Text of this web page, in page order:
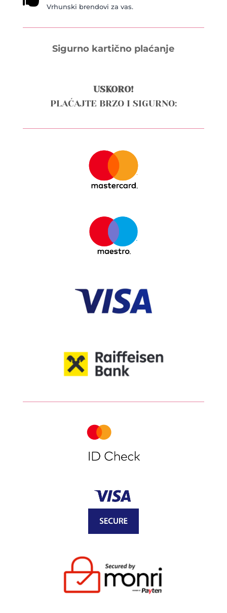
Vrhunski brendovi za vas.
Sigurno kartično plaćanje
USKORO!
PLAĆAJTE BRZO I SIGURNO: